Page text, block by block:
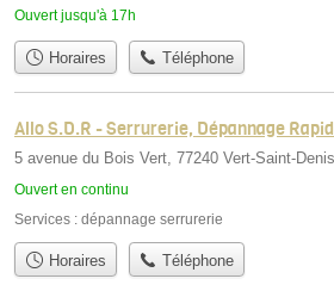
Ouvert jusqu'à 17h
Horaires Téléphone
Allo S.D.R - Serrurerie, Dépannage
5 avenue du Bois Vert, 77240 Vert-Saint-Denis
Ouvert en continu
Services : dépannage serrurerie
Horaires Téléphone